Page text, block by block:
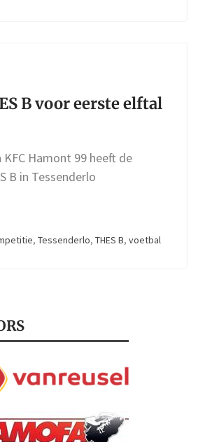
B voor eerste elftal
Hamont 99 heeft de
B in Tessenderlo
, Tessenderlo, THES B, voetbal